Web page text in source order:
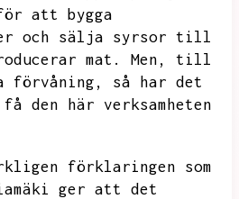
att bygga
och sälja syrsor till
mat.
Men,
till
förvåning,
så har det
den här verksamheten
förklaringen som
ger att det